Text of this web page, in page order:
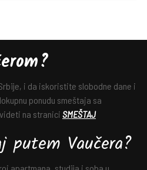
i da iskoristite slobodne dane i
ponudu smeštaja sa
na stranici SMEŠTAJ
putem Vaučera?
apartmana, studija i soba u